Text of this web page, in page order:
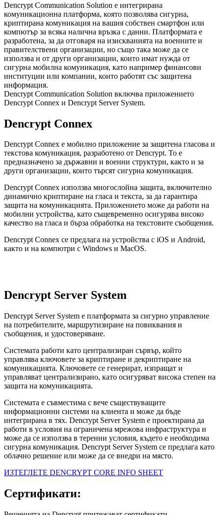
Dencrypt Communication Solution е интегрирана
комуникационна платформа, която позволява сигурна,
криптирана комуникация на вашия собствен смартфон или
компютър за всяка налична връзка с данни. Платформата е
разработена, за да отговаря на изискванията на военните и
правителствени организации, но също така може да се
използва и от други организации, които имат нужда от
сигурна мобилна комуникация, като например финансови
институции или компании, които работят със защитена
информация.
Dencrypt Communication Solution включва приложението
Dencrypt Connex и Dencrypt Server System.
Dencrypt Connex
Dencrypt Connex е мобилно приложение за защитена гласова и
текстова комуникация, разработено от Dencrypt. То е
предназначено за държавни и военни структури, както и за
други организации, които търсят сигурна комуникация.
Dencrypt Connex използва многослойна защита, включително
динамично криптиране на гласа и текста, за да гарантира
защита на комуникацията. Приложението може да работи на
мобилни устройства, като същевременно осигурява високо
качество на гласа и бърза обработка на текстовите съобщения.
Dencrypt Connex се предлага на устройства с iOS и Android,
както и на компютри с Windows и MacOS.
Dencrypt Server System
Dencrypt Server System е платформата за сигурно управление
на потребителите, маршрутизиране на повиквания и
съобщения, и удостоверяване.
Системата работи като централизиран сървър, който
управлява ключовете за криптиране и декриптиране на
комуникацията. Ключовете се генерират, изпращат и
управляват централизирано, като осигуряват висока степен на
защита на комуникацията.
Системата е съвместима с вече съществуващите
информационни системи на клиента и може да бъде
интегрирана в тях. Dencrypt Server System е проектирана да
работи в условия на ограничена мрежова инфраструктура и
може да се използва в теренни условия, където е необходима
сигурна комуникация. Dencrypt Server System се предлага като
облачно решение или може да се внедри на място.
ИЗТЕГЛЕТЕ DENCRYPT CORE INFO SHEET
Сертификати: